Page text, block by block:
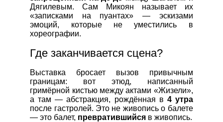
Дягилевым. Сам Микоян называет их
«записками на пуантах» — эскизами
эмоций, которые не уместились в
хореографии.
Где заканчивается сцена?
Выставка бросает вызов привычным
границам: вот этюд, написанный
гримёрной кистью между актами «Жизели»,
а там — абстракция, рождённая в 4 утра
после гастролей. Это не живопись о балете
— это балет, превратившийся в живопись.